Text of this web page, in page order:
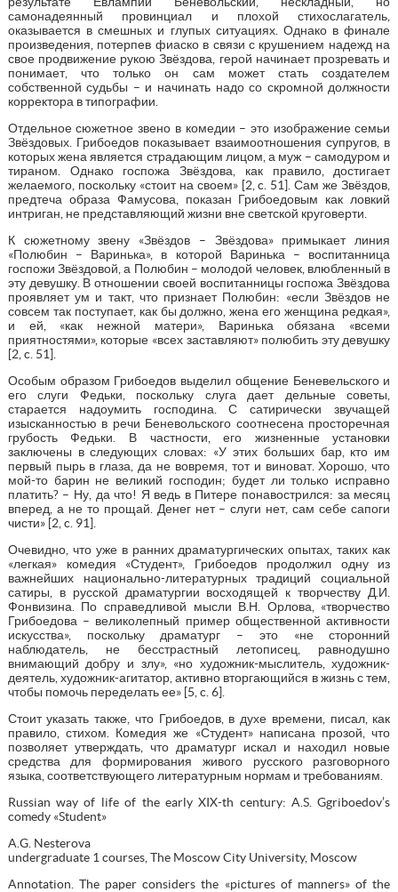
самонадеянный провинциал и плохой стихослагатель,
оказывается в смешных и глупых ситуациях. Однако в финале
произведения, потерпев фиаско в связи с крушением надежд на
свое продвижение рукою Звёздова, герой начинает прозревать и
понимает, что только он сам может стать создателем
собственной судьбы – и начинать надо со скромной должности
корректора в типографии.
Отдельное сюжетное звено в комедии – это изображение семьи
Звёздовых. Грибоедов показывает взаимоотношения супругов, в
которых жена является страдающим лицом, а муж – самодуром и
тираном. Однако госпожа Звёздова, как правило, достигает
желаемого, поскольку «стоит на своем» [2, c. 51]. Сам же Звёздов,
предтеча образа Фамусова, показан Грибоедовым как ловкий
интриган, не представляющий жизни вне светской круговерти.
К сюжетному звену «Звёздов – Звёздова» примыкает линия
«Полюбин – Варинька», в которой Варинька – воспитанница
госпожи Звёздовой, а Полюбин – молодой человек, влюбленный в
эту девушку. В отношении своей воспитанницы госпожа Звёздова
проявляет ум и такт, что признает Полюбин: «если Звёздов не
совсем так поступает, как бы должно, жена его женщина редкая»,
и ей, «как нежной матери», Варинька обязана «всеми
приятностями», которые «всех заставляют» полюбить эту девушку
[2, c. 51].
Особым образом Грибоедов выделил общение Беневельского и
его слуги Федьки, поскольку слуга дает дельные советы,
старается надоумить господина. С сатирически звучащей
изысканностью в речи Беневольского соотнесена просторечная
грубость Федьки. В частности, его жизненные установки
заключены в следующих словах: «У этих больших бар, кто им
первый пырь в глаза, да не вовремя, тот и виноват. Хорошо, что
мой-то барин не великий господин; будет ли только исправно
платить? – Ну, да что! Я ведь в Питере понавострился: за месяц
вперед, а не то прощай. Денег нет – слуги нет, сам себе сапоги
чисти» [2, c. 91].
Очевидно, что уже в ранних драматургических опытах, таких как
«легкая» комедия «Студент», Грибоедов продолжил одну из
важнейших национально-литературных традиций социальной
сатиры, в русской драматургии восходящей к творчеству Д.И.
Фонвизина. По справедливой мысли В.Н. Орлова, «творчество
Грибоедова – великолепный пример общественной активности
искусства», поскольку драматург – это «не сторонний
наблюдатель, не бесстрастный летописец, равнодушно
внимающий добру и злу», «но художник-мыслитель, художник-
деятель, художник-агитатор, активно вторгающийся в жизнь с тем,
чтобы помочь переделать ее» [5, c. 6].
Стоит указать также, что Грибоедов, в духе времени, писал, как
правило, стихом. Комедия же «Студент» написана прозой, что
позволяет утверждать, что драматург искал и находил новые
средства для формирования живого русского разговорного
языка, соответствующего литературным нормам и требованиям.
Russian way of life of the early XIX-th century: A.S. Ggriboedov’s
comedy «Student»
A.G. Nesterova
undergraduate 1 courses, The Moscow City University, Moscow
Annotation. The paper considers the «pictures of manners» of the